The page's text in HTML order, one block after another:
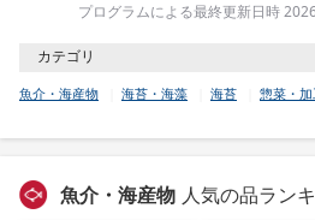
プログラムによる最終更新日時
カテゴリ
魚介・海産物 海苔・海藻 海苔 惣菜・
魚介・海産物 人気の品ラン